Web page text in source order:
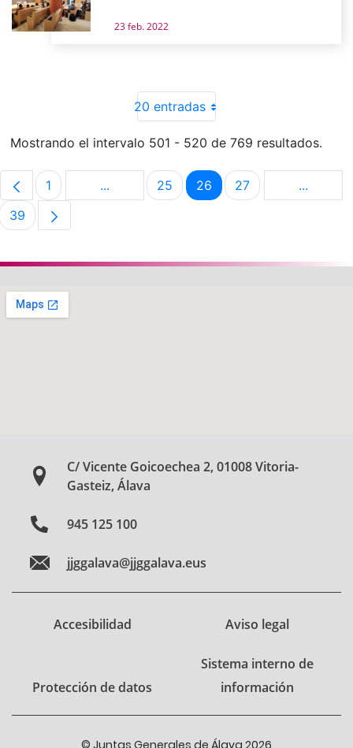
23 feb. 2022
20 entradas
Mostrando el intervalo 501 - 520 de 769 resultados.
Página
1 ...Páginas intermedias Use TAB para
Página
25 Página
26 Página
27 ...
Página
39
C/ Vicente Goicoechea 2, 01008 Vitoria-
Gasteiz, Álava
945 125 100
jjggalava@jjggalava.eus
Accesibilidad Aviso legal
Protección de datos
Sistema interno de
información